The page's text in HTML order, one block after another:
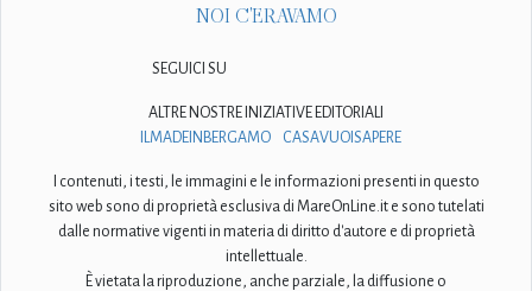
NOI C'ERAVAMO
SEGUICI SU
ALTRE NOSTRE INIZIATIVE EDITORIALI
ILMADEINBERGAMO
CASAVUOISAPERE
I contenuti, i testi, le immagini e le informazioni presenti in questo
sito web sono di proprietà esclusiva di MareOnLine.it e sono tutelati
dalle normative vigenti in materia di diritto d'autore e di proprietà
intellettuale.
È vietata la riproduzione, anche parziale, la diffusione o